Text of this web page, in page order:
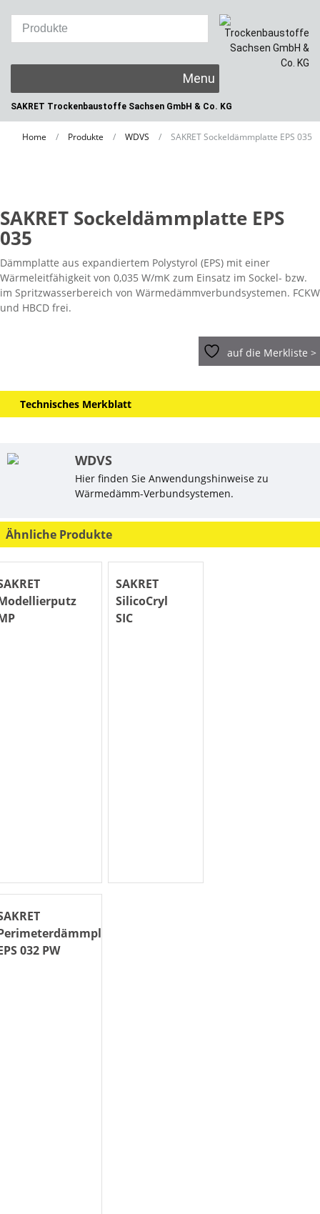
SAKRET Trockenbaustoffe Sachsen GmbH & Co. KG
content
Home / Produkte / WDVS / SAKRET Sockeldämmplatte EPS 035
SAKRET Sockeldämmplatte EPS
035
Dämmplatte aus expandiertem Polystyrol (EPS) mit einer
Wärmeleitfähigkeit von 0,035 W/mK zum Einsatz im Sockel- bzw.
im Spritzwasserbereich von Wärmedämmverbundsystemen. FCKW
und HBCD frei.
auf die Merkliste >
Technisches Merkblatt
WDVS
Hier finden Sie Anwendungshinweise zu
Wärmedämm-Verbundsystemen.
Ähnliche Produkte
SAKRET
SilicoCryl
SIC
032 PW